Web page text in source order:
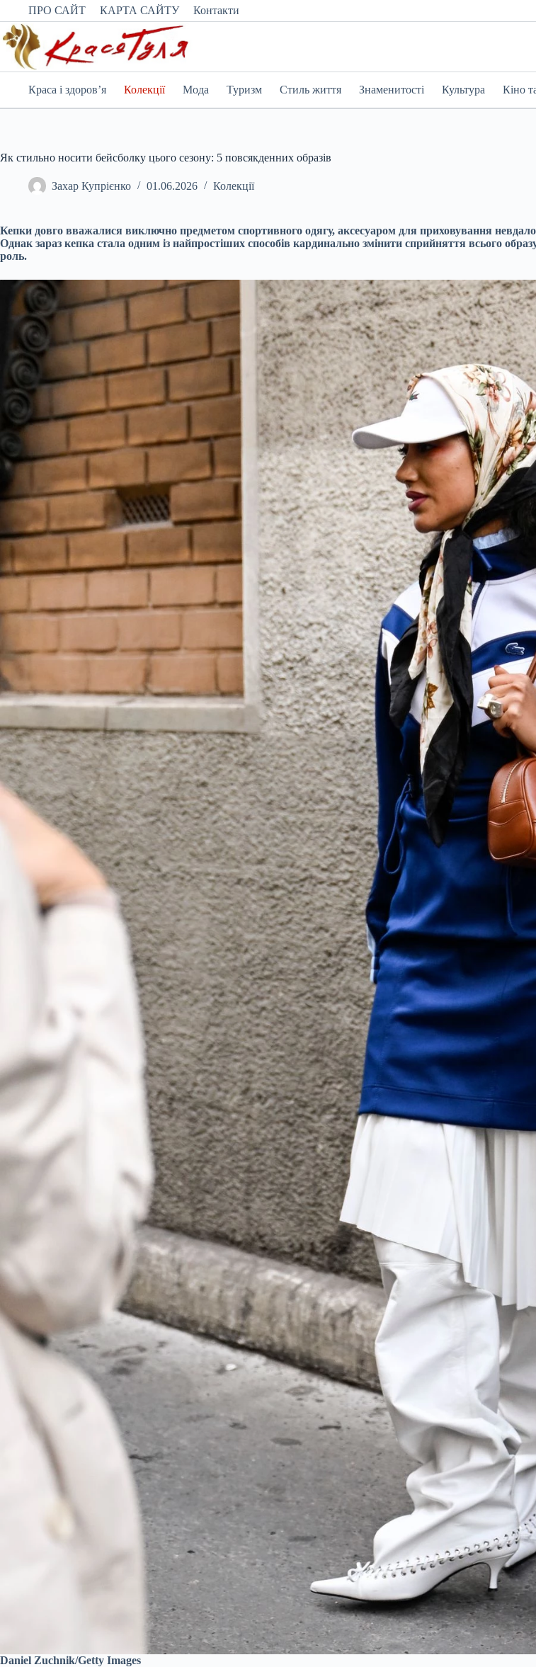
Перейти
вмісту
ПРО САЙТ КАРТА САЙТУ Контакти
Краса і здоров’я Колекції Мода Туризм Стиль життя Знаменитості Культура Кіно
Як стильно носити бейсболку цього сезону: 5 повсякденних образів
Захар Купрієнко 01.06.2026 Колекції
Кепки довго вважалися виключно предметом спортивного одягу, аксесуаром для приховування
Однак зараз кепка стала одним із найпростіших способів кардинально змінити сприйняття всього
роль.
Daniel Zuchnik/Getty Images